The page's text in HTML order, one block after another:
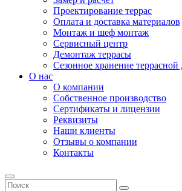
Проектирование террас
Оплата и доставка материалов
Монтаж и шеф монтаж
Сервисный центр
Демонтаж террасы
Сезонное хранение террасной
О нас
О компании
Собственное производство
Сертификаты и лицензии
Реквизиты
Наши клиенты
Отзывы о компании
Контакты